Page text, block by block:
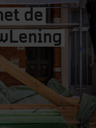
de